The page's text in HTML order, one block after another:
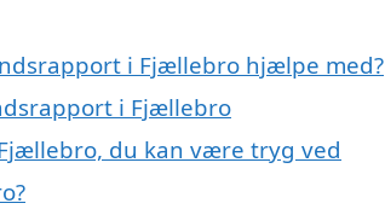
i Fjællebro hjælpe med?
i Fjællebro
du kan være tryg ved